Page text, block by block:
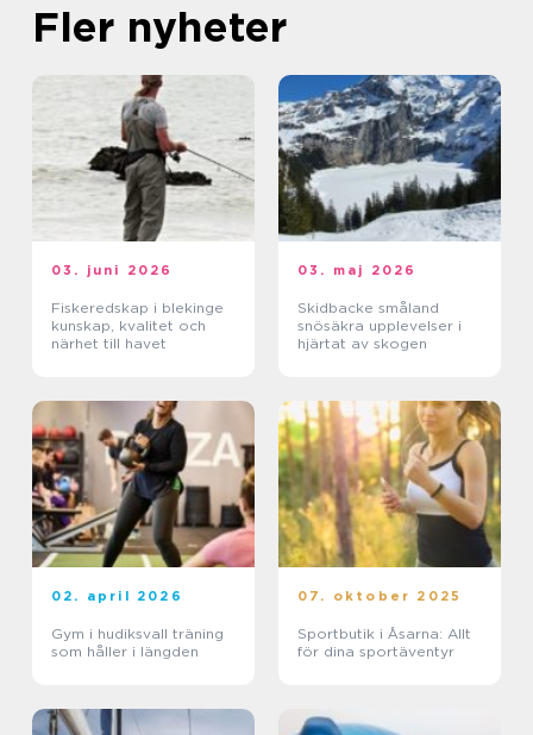
Fler nyheter
03. juni 2026
Fiskeredskap i blekinge
kunskap, kvalitet och
närhet till havet
03. maj 2026
Skidbacke småland
snösäkra upplevelser i
hjärtat av skogen
02. april 2026
Gym i hudiksvall träning
som håller i längden
07. oktober 2025
Sportbutik i Åsarna: Allt
för dina sportäventyr